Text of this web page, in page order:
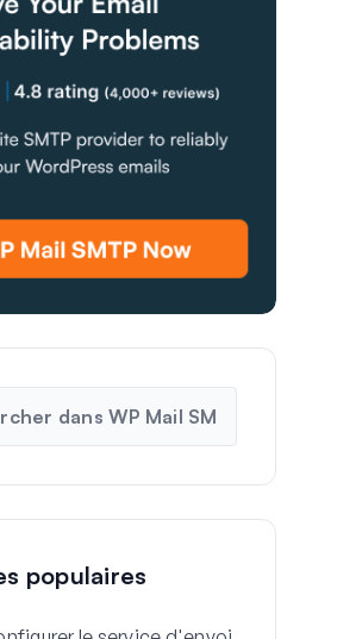
populaires